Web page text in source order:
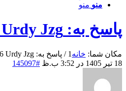
منو منو
پاسخ به: Nrp 6 Urdy Jzg
مکان شما: خانه 1
/ پاسخ به: Nrp 6 Urdy Jzg
18 تیر 1405 در 3:52 ب.ظ
#145097